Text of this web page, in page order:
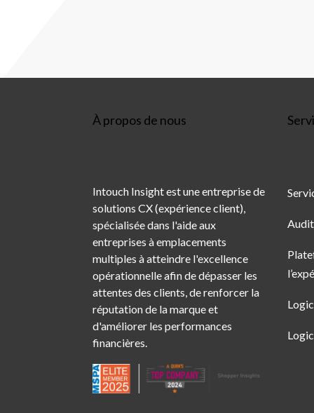
À propos de nous
Intouch Insight est une entreprise de
solutions CX (expérience client),
spécialisée dans l'aide aux
entreprises à emplacements
multiples à atteindre l'excellence
opérationnelle afin de dépasser les
attentes des clients, de renforcer la
réputation de la marque et
d'améliorer les performances
financières.